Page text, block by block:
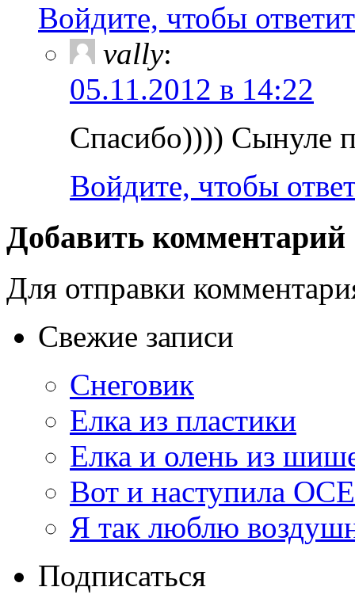
Войдите, чтобы
vally:
05.11.2012 в 14:22
Спасибо)))) Сынуле
Войдите, чтобы
Добавить комментарий
Для отправки
Свежие записи
Снеговик
Елка из пластики
Елка и олень из
Вот и наступила
Я так люблю
Подписаться